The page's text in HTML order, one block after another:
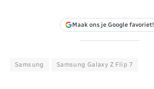
Maak ons je Google favoriet!
Samsung Samsung Galaxy Z Flip 7